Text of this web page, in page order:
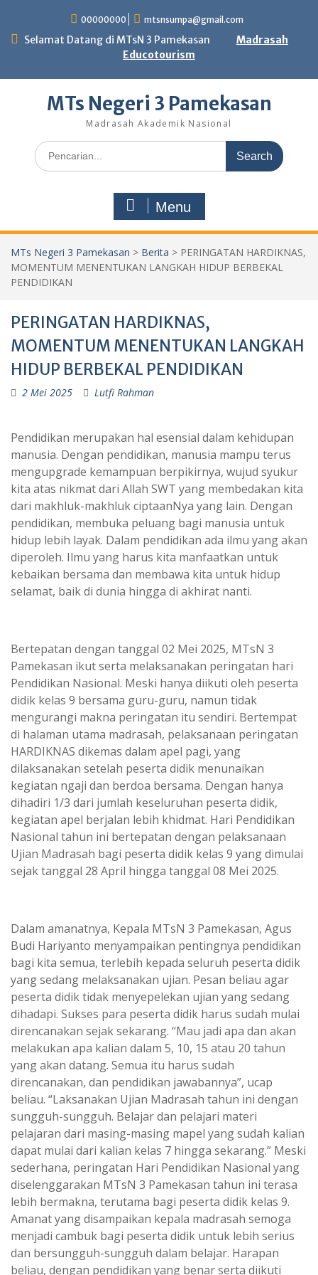
content
00000000 mtsnsumpa@gmail.com
Selamat Datang di MTsN 3 Pamekasan
Madrasah
Educotourism
MTs Negeri 3 Pamekasan
Madrasah Akademik Nasional
Search
for:
Menu
MTs Negeri 3 Pamekasan > Berita > PERINGATAN HARDIKNAS,
MOMENTUM MENENTUKAN LANGKAH HIDUP BERBEKAL
PENDIDIKAN
PERINGATAN HARDIKNAS,
MOMENTUM MENENTUKAN LANGKAH
HIDUP BERBEKAL PENDIDIKAN
2 Mei 2025 Lutfi Rahman
Pendidikan merupakan hal esensial dalam kehidupan
manusia. Dengan pendidikan, manusia mampu terus
mengupgrade kemampuan berpikirnya, wujud syukur
kita atas nikmat dari Allah SWT yang membedakan kita
dari makhluk-makhluk ciptaanNya yang lain. Dengan
pendidikan, membuka peluang bagi manusia untuk
hidup lebih layak. Dalam pendidikan ada ilmu yang akan
diperoleh. Ilmu yang harus kita manfaatkan untuk
kebaikan bersama dan membawa kita untuk hidup
selamat, baik di dunia hingga di akhirat nanti.
Bertepatan dengan tanggal 02 Mei 2025, MTsN 3
Pamekasan ikut serta melaksanakan peringatan hari
Pendidikan Nasional. Meski hanya diikuti oleh peserta
didik kelas 9 bersama guru-guru, namun tidak
mengurangi makna peringatan itu sendiri. Bertempat
di halaman utama madrasah, pelaksanaan peringatan
HARDIKNAS dikemas dalam apel pagi, yang
dilaksanakan setelah peserta didik menunaikan
kegiatan ngaji dan berdoa bersama. Dengan hanya
dihadiri 1/3 dari jumlah keseluruhan peserta didik,
kegiatan apel berjalan lebih khidmat. Hari Pendidikan
Nasional tahun ini bertepatan dengan pelaksanaan
Ujian Madrasah bagi peserta didik kelas 9 yang dimulai
sejak tanggal 28 April hingga tanggal 08 Mei 2025.
Dalam amanatnya, Kepala MTsN 3 Pamekasan, Agus
Budi Hariyanto menyampaikan pentingnya pendidikan
bagi kita semua, terlebih kepada seluruh peserta didik
yang sedang melaksanakan ujian. Pesan beliau agar
peserta didik tidak menyepelekan ujian yang sedang
dihadapi. Sukses para peserta didik harus sudah mulai
direncanakan sejak sekarang. “Mau jadi apa dan akan
melakukan apa kalian dalam 5, 10, 15 atau 20 tahun
yang akan datang. Semua itu harus sudah
direncanakan, dan pendidikan jawabannya”, ucap
beliau. “Laksanakan Ujian Madrasah tahun ini dengan
sungguh-sungguh. Belajar dan pelajari materi
pelajaran dari masing-masing mapel yang sudah kalian
dapat mulai dari kalian kelas 7 hingga sekarang.” Meski
sederhana, peringatan Hari Pendidikan Nasional yang
diselenggarakan MTsN 3 Pamekasan tahun ini terasa
lebih bermakna, terutama bagi peserta didik kelas 9.
Amanat yang disampaikan kepala madrasah semoga
menjadi cambuk bagi peserta didik untuk lebih serius
dan bersungguh-sungguh dalam belajar. Harapan
beliau, dengan pendidikan yang benar serta diikuti